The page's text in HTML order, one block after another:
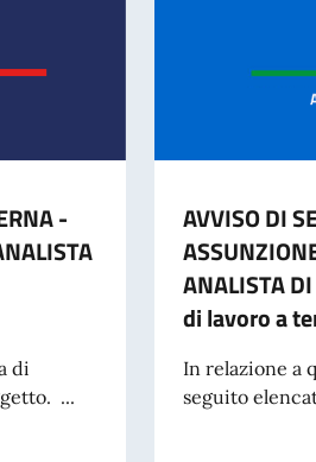
-
di
...
AVVISO DI
ANALISTA
di lavoro a
In relazione a
seguito